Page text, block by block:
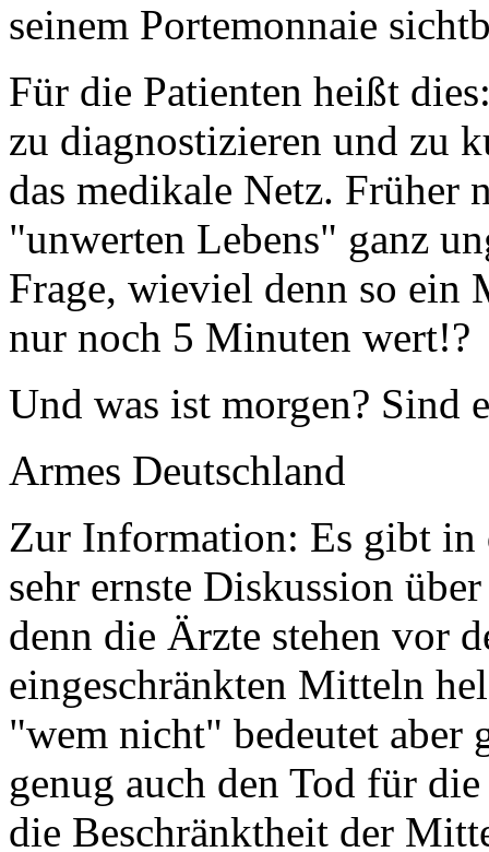
seinem Portemonnaie
Für die Patienten heißt
zu diagnostizieren und zu
das medikale Netz. Früher
"unwerten Lebens" ganz
Frage, wieviel denn so ein
nur noch 5 Minuten wert!?
Und was ist morgen? Sind
Armes Deutschland
Zur Information: Es gibt in
sehr ernste Diskussion
denn die Ärzte stehen vor
eingeschränkten Mitteln
"wem nicht" bedeutet aber
genug auch den Tod für
die Beschränktheit der